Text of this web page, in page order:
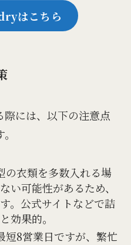
はこちら
には、以下の注意点
の衣類を多数入れる場
い可能性があるため、
。公式サイトなどで詰
効果的。
短8営業日ですが、繁忙